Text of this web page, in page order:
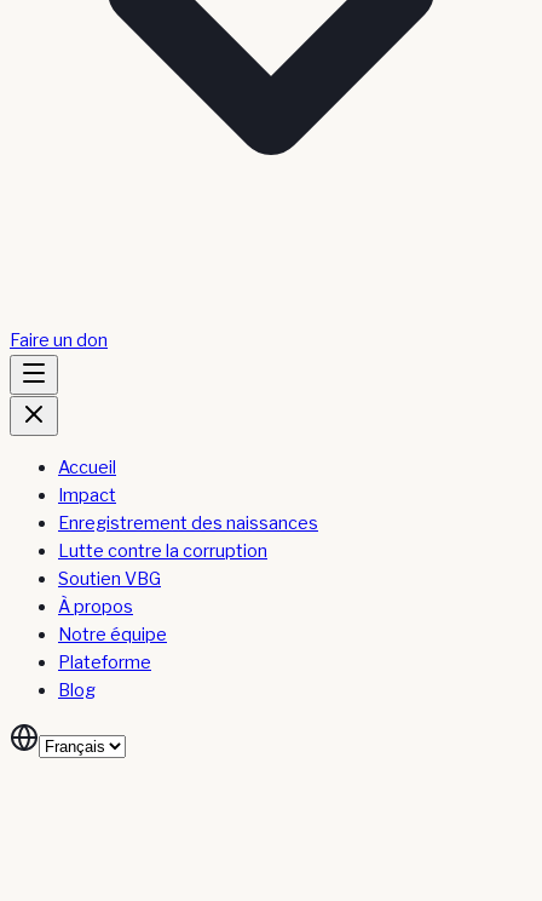
Faire un don
Accueil
Impact
Enregistrement des naissances
Lutte contre la corruption
Soutien VBG
À propos
Notre équipe
Plateforme
Blog